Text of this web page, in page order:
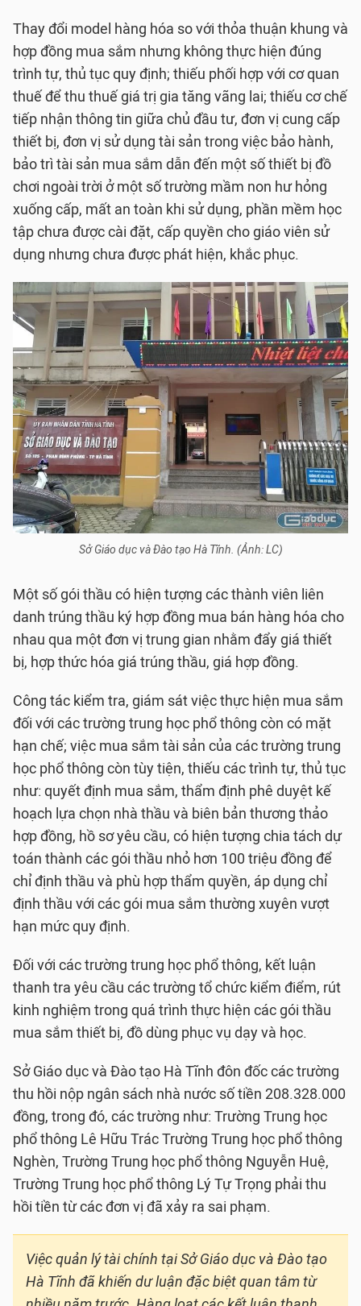
Thay đổi model hàng hóa so với thỏa thuận khung và
hợp đồng mua sắm nhưng không thực hiện đúng
trình tự, thủ tục quy định; thiếu phối hợp với cơ quan
thuế để thu thuế giá trị gia tăng vãng lai; thiếu cơ chế
tiếp nhận thông tin giữa chủ đầu tư, đơn vị cung cấp
thiết bị, đơn vị sử dụng tài sản trong việc bảo hành,
bảo trì tài sản mua sắm dẫn đến một số thiết bị đồ
chơi ngoài trời ở một số trường mầm non hư hỏng
xuống cấp, mất an toàn khi sử dụng, phần mềm học
tập chưa được cài đặt, cấp quyền cho giáo viên sử
dụng nhưng chưa được phát hiện, khắc phục.
Sở Giáo dục và Đào tạo Hà Tĩnh. (Ảnh: LC)
Một số gói thầu có hiện tượng các thành viên liên
danh trúng thầu ký hợp đồng mua bán hàng hóa cho
nhau qua một đơn vị trung gian nhằm đẩy giá thiết
bị, hợp thức hóa giá trúng thầu, giá hợp đồng.
Công tác kiểm tra, giám sát việc thực hiện mua sắm
đối với các trường trung học phổ thông còn có mặt
hạn chế; việc mua sắm tài sản của các trường trung
học phổ thông còn tùy tiện, thiếu các trình tự, thủ tục
như: quyết định mua sắm, thẩm định phê duyệt kế
hoạch lựa chọn nhà thầu và biên bản thương thảo
hợp đồng, hồ sơ yêu cầu, có hiện tượng chia tách dự
toán thành các gói thầu nhỏ hơn 100 triệu đồng để
chỉ định thầu và phù hợp thẩm quyền, áp dụng chỉ
định thầu với các gói mua sắm thường xuyên vượt
hạn mức quy định.
Đối với các trường trung học phổ thông, kết luận
thanh tra yêu cầu các trường tổ chức kiểm điểm, rút
kinh nghiệm trong quá trình thực hiện các gói thầu
mua sắm thiết bị, đồ dùng phục vụ dạy và học.
Sở Giáo dục và Đào tạo Hà Tĩnh đôn đốc các trường
thu hồi nộp ngân sách nhà nước số tiền 208.328.000
đồng, trong đó, các trường như: Trường Trung học
phổ thông Lê Hữu Trác Trường Trung học phổ thông
Nghèn, Trường Trung học phổ thông Nguyễn Huệ,
Trường Trung học phổ thông Lý Tự Trọng phải thu
hồi tiền từ các đơn vị đã xảy ra sai phạm.
Việc quản lý tài chính tại Sở Giáo dục và Đào tạo
Hà Tĩnh đã khiến dư luận đặc biệt quan tâm từ